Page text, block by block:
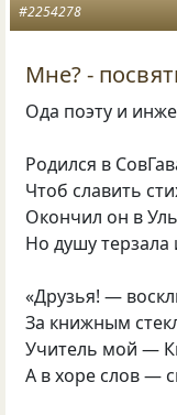
#2254278
Мне? -
Ода поэту и
Родился в
Чтоб славить
Окончил он в
Но душу терзала
«Друзья! —
За книжным
Учитель мой —
А в хоре слов —